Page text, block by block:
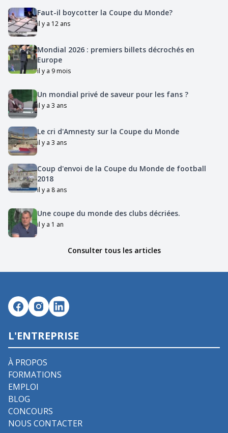
Faut-il boycotter la Coupe du Monde?
il y a 12 ans
Mondial 2026 : premiers billets décrochés en
Europe
il y a 9 mois
Un mondial privé de saveur pour les fans ?
il y a 3 ans
Le cri d'Amnesty sur la Coupe du Monde
il y a 3 ans
Coup d'envoi de la Coupe du Monde de football
2018
il y a 8 ans
Une coupe du monde des clubs décriées.
il y a 1 an
Consulter tous les articles
L'ENTREPRISE
À PROPOS
FORMATIONS
EMPLOI
BLOG
CONCOURS
NOUS CONTACTER